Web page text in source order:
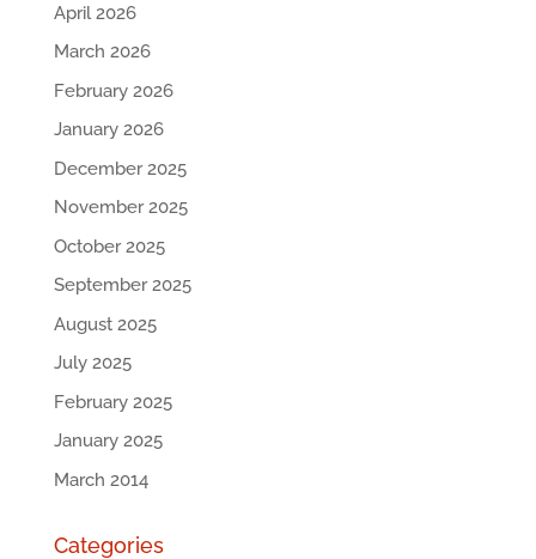
April 2026
March 2026
February 2026
January 2026
December 2025
November 2025
October 2025
September 2025
August 2025
July 2025
February 2025
January 2025
March 2014
Categories